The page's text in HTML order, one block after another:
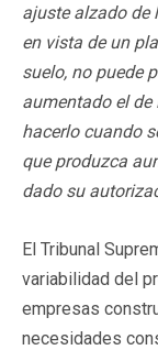
ajuste alzado de
en vista de un
suelo, no puede
aumentado el de
hacerlo cuando
que produzca
dado su
El Tribunal
variabilidad del
empresas
necesidades